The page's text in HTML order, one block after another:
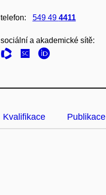
telefon: 549 49 4411
sociální a akademické sítě:
Kvalifikace Publikace